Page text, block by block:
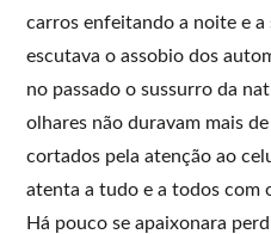
carros enfeitando a noite e
escutava o assobio dos
no passado o sussurro da
olhares não duravam mais
cortados pela atenção ao
atenta a tudo e a todos com
Há pouco se apaixonara